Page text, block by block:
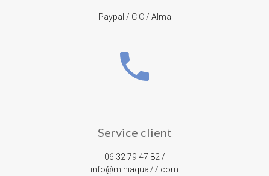
Paypal / CIC / Alma
phone
Service client
06 32 79 47 82 /
info@miniaqua77.com